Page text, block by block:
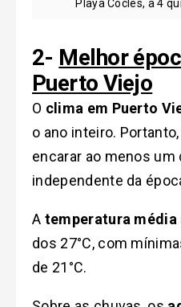
Playa Cocles, a 4
2- Melhor
Puerto Viejo
O clima em Puerto
o ano inteiro.
encarar ao menos um
independente da
A temperatura média
dos 27°C, com
de 21°C.